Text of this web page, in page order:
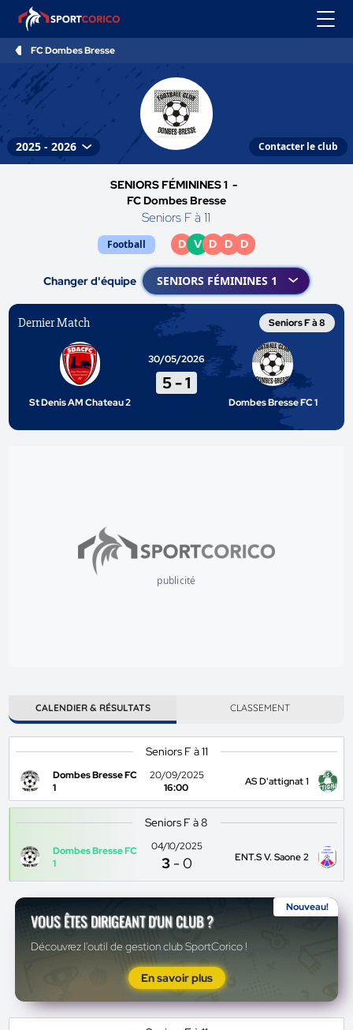
FC Dombes Bresse
Contacter le club
SENIORS FÉMININES 1 -
FC Dombes Bresse
Seniors F à 11
Football D V D D D
Changer d'équipe
Dernier Match Seniors F à 8
St Denis AM Chateau 2
30/05/2026
5-1
Dombes Bresse FC 1
publicité
CALENDIER & RÉSULTATS CLASSEMENT
Seniors F à 11
Dombes Bresse FC
1
20/09/2025
16:00
AS D'attignat 1
Seniors F à 8
Dombes Bresse FC
1
04/10/2025
3 -0 ENT.S V. Saone 2
Nouveau!
VOUS ÊTES DIRIGEANT D'UN CLUB ?
Découvrez l'outil de gestion club SportCorico !
En savoir plus